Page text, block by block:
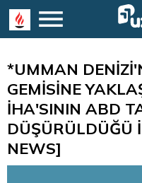
*UMMAN
GEMİSİNE
İHA'SININ ABD
DÜŞÜRÜLDÜĞÜ
NEWS]